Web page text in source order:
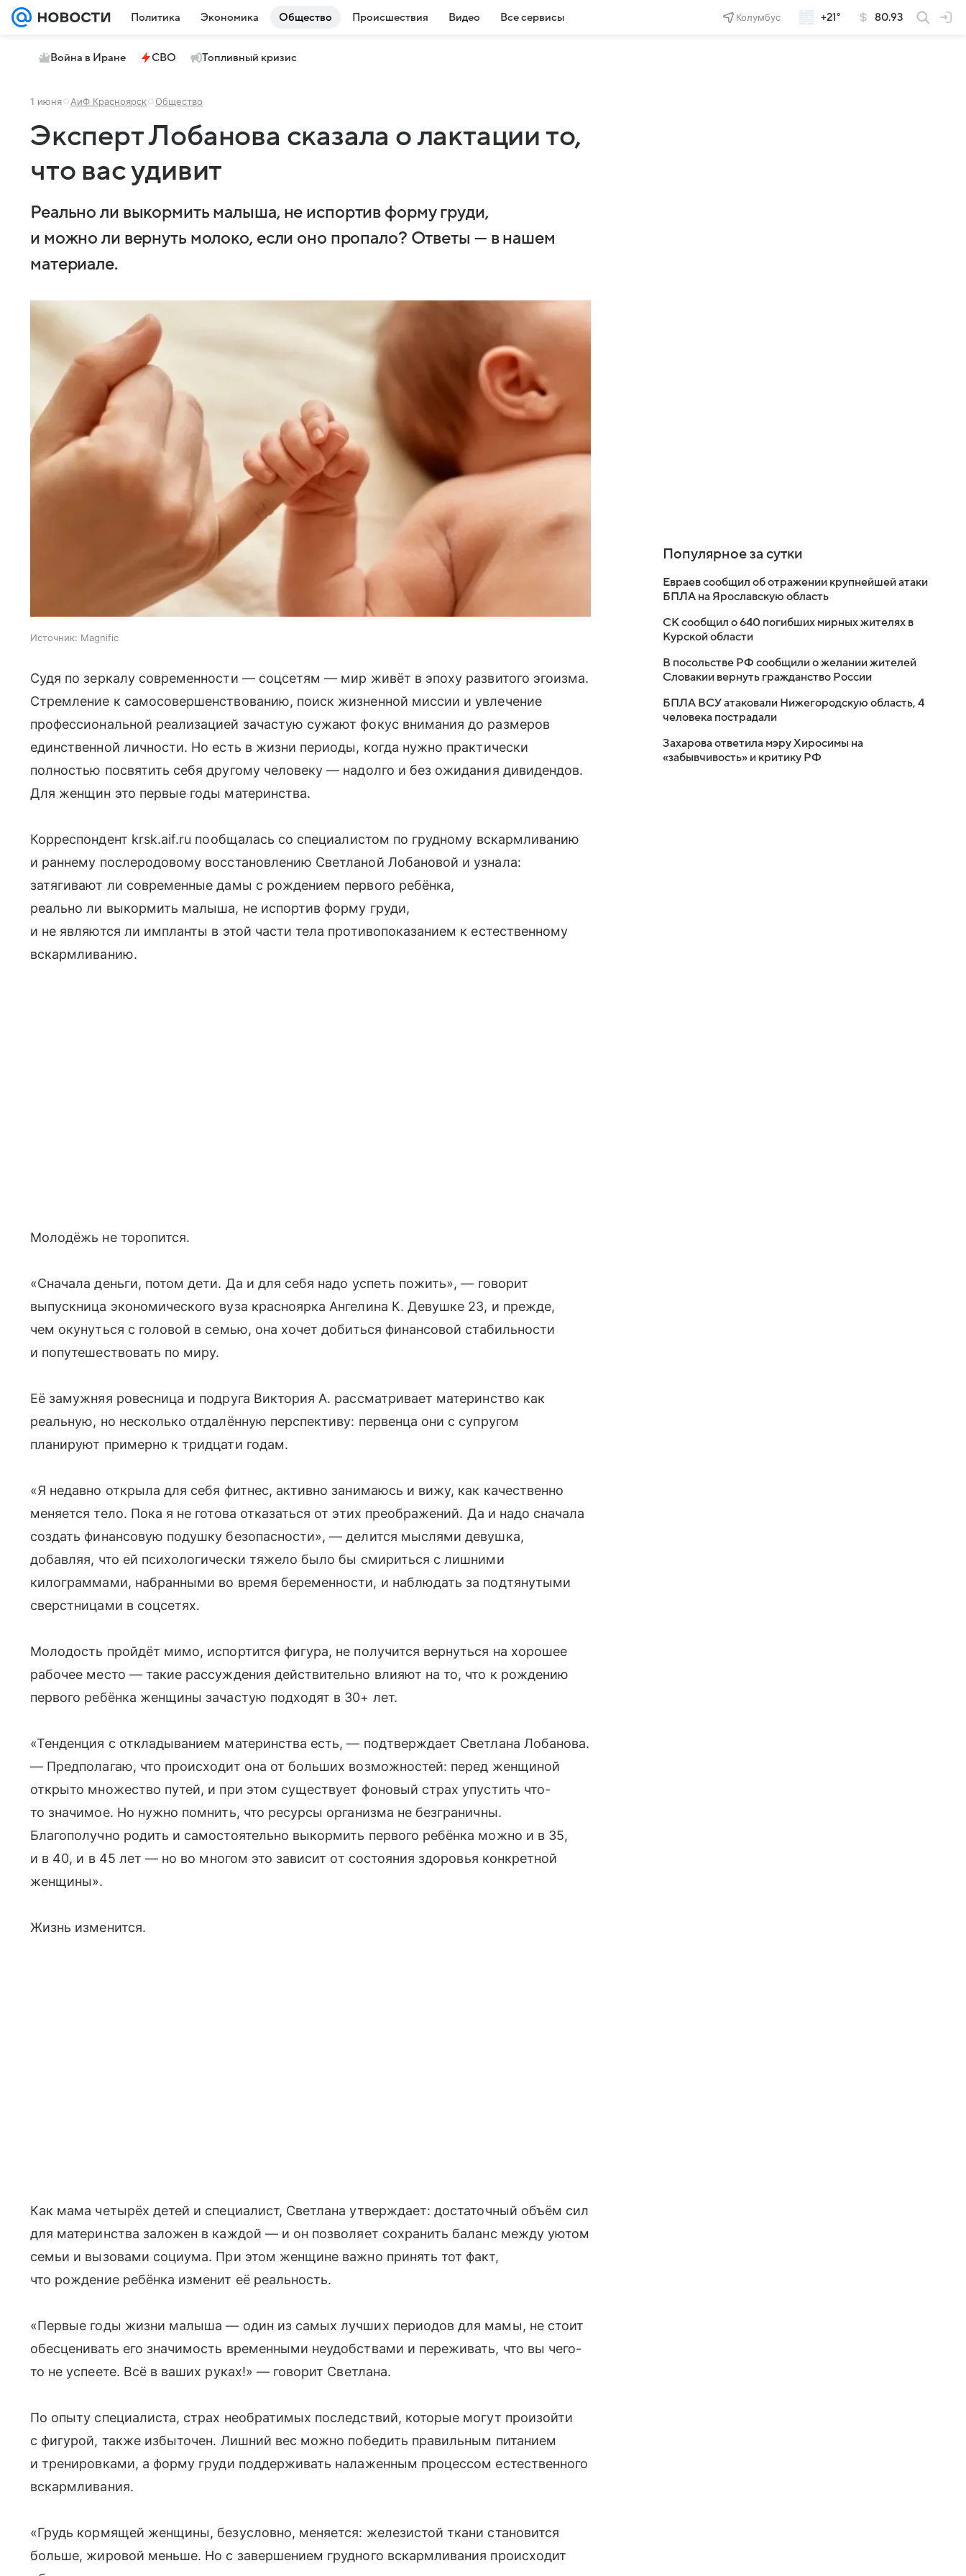
Политика Экономика Общество Происшествия Видео Все сервисы Колумбус +21° 80.93
Война в Иране СВО Топливный кризис
1 июня АиФ Красноярск Общество
Эксперт Лобанова сказала о лактации то,
что вас удивит
Реально ли выкормить малыша, не испортив форму груди,
и можно ли вернуть молоко, если оно пропало? Ответы — в нашем
материале.
Источник: Magnific
Судя по зеркалу современности — соцсетям — мир живёт в эпоху развитого эгоизма.
Стремление к самосовершенствованию, поиск жизненной миссии и увлечение
профессиональной реализацией зачастую сужают фокус внимания до размеров
единственной личности. Но есть в жизни периоды, когда нужно практически
полностью посвятить себя другому человеку — надолго и без ожидания дивидендов.
Для женщин это первые годы материнства.
Корреспондент krsk.aif.ru пообщалась со специалистом по грудному вскармливанию
и раннему послеродовому восстановлению Светланой Лобановой и узнала:
затягивают ли современные дамы с рождением первого ребёнка,
реально ли выкормить малыша, не испортив форму груди,
и не являются ли импланты в этой части тела противопоказанием к естественному
вскармливанию.
Молодёжь не торопится.
«Сначала деньги, потом дети. Да и для себя надо успеть пожить», — говорит
выпускница экономического вуза красноярка Ангелина К. Девушке 23, и прежде,
чем окунуться с головой в семью, она хочет добиться финансовой стабильности
и попутешествовать по миру.
Её замужняя ровесница и подруга Виктория А. рассматривает материнство как
реальную, но несколько отдалённую перспективу: первенца они с супругом
планируют примерно к тридцати годам.
«Я недавно открыла для себя фитнес, активно занимаюсь и вижу, как качественно
меняется тело. Пока я не готова отказаться от этих преображений. Да и надо сначала
создать финансовую подушку безопасности», — делится мыслями девушка,
добавляя, что ей психологически тяжело было бы смириться с лишними
килограммами, набранными во время беременности, и наблюдать за подтянутыми
сверстницами в соцсетях.
Молодость пройдёт мимо, испортится фигура, не получится вернуться на хорошее
рабочее место — такие рассуждения действительно влияют на то, что к рождению
первого ребёнка женщины зачастую подходят в 30+ лет.
«Тенденция с откладыванием материнства есть, — подтверждает Светлана Лобанова.
— Предполагаю, что происходит она от больших возможностей: перед женщиной
открыто множество путей, и при этом существует фоновый страх упустить что-
то значимое. Но нужно помнить, что ресурсы организма не безграничны.
Благополучно родить и самостоятельно выкормить первого ребёнка можно и в 35,
и в 40, и в 45 лет — но во многом это зависит от состояния здоровья конкретной
женщины».
Жизнь изменится.
Как мама четырёх детей и специалист, Светлана утверждает: достаточный объём сил
для материнства заложен в каждой — и он позволяет сохранить баланс между уютом
семьи и вызовами социума. При этом женщине важно принять тот факт,
что рождение ребёнка изменит её реальность.
«Первые годы жизни малыша — один из самых лучших периодов для мамы, не стоит
обесценивать его значимость временными неудобствами и переживать, что вы чего-
то не успеете. Всё в ваших руках!» — говорит Светлана.
По опыту специалиста, страх необратимых последствий, которые могут произойти
с фигурой, также избыточен. Лишний вес можно победить правильным питанием
и тренировками, а форму груди поддерживать налаженным процессом естественного
вскармливания.
«Грудь кормящей женщины, безусловно, меняется: железистой ткани становится
больше, жировой меньше. Но с завершением грудного вскармливания происходит
Популярное за сутки
Евраев сообщил об отражении крупнейшей атаки
БПЛА на Ярославскую область
СК сообщил о 640 погибших мирных жителях в
Курской области
В посольстве РФ сообщили о желании жителей
Словакии вернуть гражданство России
БПЛА ВСУ атаковали Нижегородскую область, 4
человека пострадали
Захарова ответила мэру Хиросимы на
«забывчивость» и критику РФ